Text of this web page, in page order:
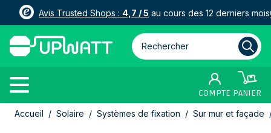
Avis Trusted Shops : 4,7 / 5 au cours des 12 derniers mois
Rechercher parmi plus de
COMPTE PANIER
Allez au contenu
Accueil / Solaire / Systèmes de fixation / Sur mur et façade